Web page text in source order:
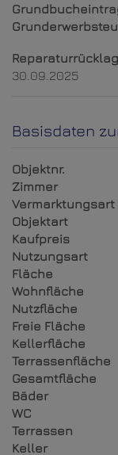
30.09.2025
Basisdaten
Objektnr.
Zimmer
Vermarktungsart
Objektart
Kaufpreis
Nutzungsart
Fläche
Wohnfläche
Nutzfläche
Freie Fläche
Kellerfläche
Terrassenfläche
Gesamtfläche
Bäder
WC
Terrassen
Keller